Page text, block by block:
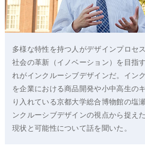
多様な特性を持つ人がデザインプロセ
社会の革新（イノベーション）を目指
れがインクルーシブデザインだ。イン
を企業における商品開発や小中高生の
り入れている京都大学総合博物館の塩
ンクルーシブデザインの視点から捉え
現状と可能性について話を聞いた。